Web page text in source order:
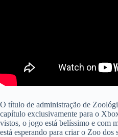
O título de administração de
capítulo exclusivamente para o
vistos, o jogo está belíssimo e com
está esperando para criar o Zoo dos